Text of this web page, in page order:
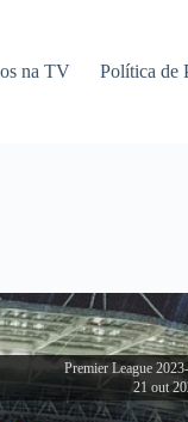
na TV Política de
Premier League
21 out